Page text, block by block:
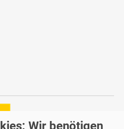
Wir benötigen